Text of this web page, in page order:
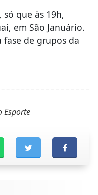
que às 19h,
em São Januário.
de grupos da
Esporte